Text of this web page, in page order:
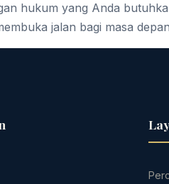
hukum yang Anda
jalan bagi masa